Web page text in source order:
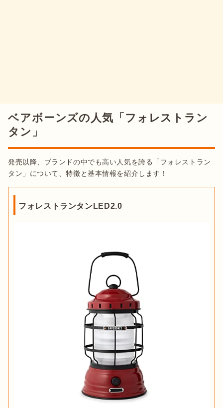
ベアボーンズの人気「フォレストラン
タン」
発売以降、ブランドの中でも高い人気を誇る「フォレストラン
タン」について、特徴と基本情報を紹介します！
フォレストランタンLED2.0